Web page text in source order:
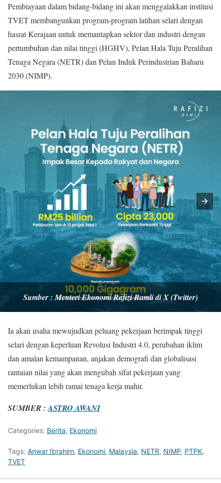
Pembiayaan dalam bidang-bidang ini akan menggalakkan institusi
TVET membangunkan program-program latihan selari dengan
hasrat Kerajaan untuk memantapkan sektor dan industri dengan
pertumbuhan dan nilai tinggi (HGHV), Pelan Hala Tuju Peralihan
Tenaga Negara (NETR) dan Pelan Induk Perindustrian Baharu
2030 (NIMP).
Sumber : Menteri Ekonomi Rafizi Ramli di X (Twitter)
Ia akan usaha mewujudkan peluang pekerjaan berimpak tinggi
selari dengan keperluan Revolusi Industri 4.0, perubahan iklim
dan amalan kemampanan, anjakan demografi dan globalisasi
rantaian nilai yang akan mengubah sifat pekerjaan yang
memerlukan lebih ramai tenaga kerja mahir.
SUMBER :ASTRO AWANI
Categories: Berita, Ekonomi
Tags: Anwar Ibrahim, Ekonomi, Malaysia, NETR, NIMP, PTPK,
TVET